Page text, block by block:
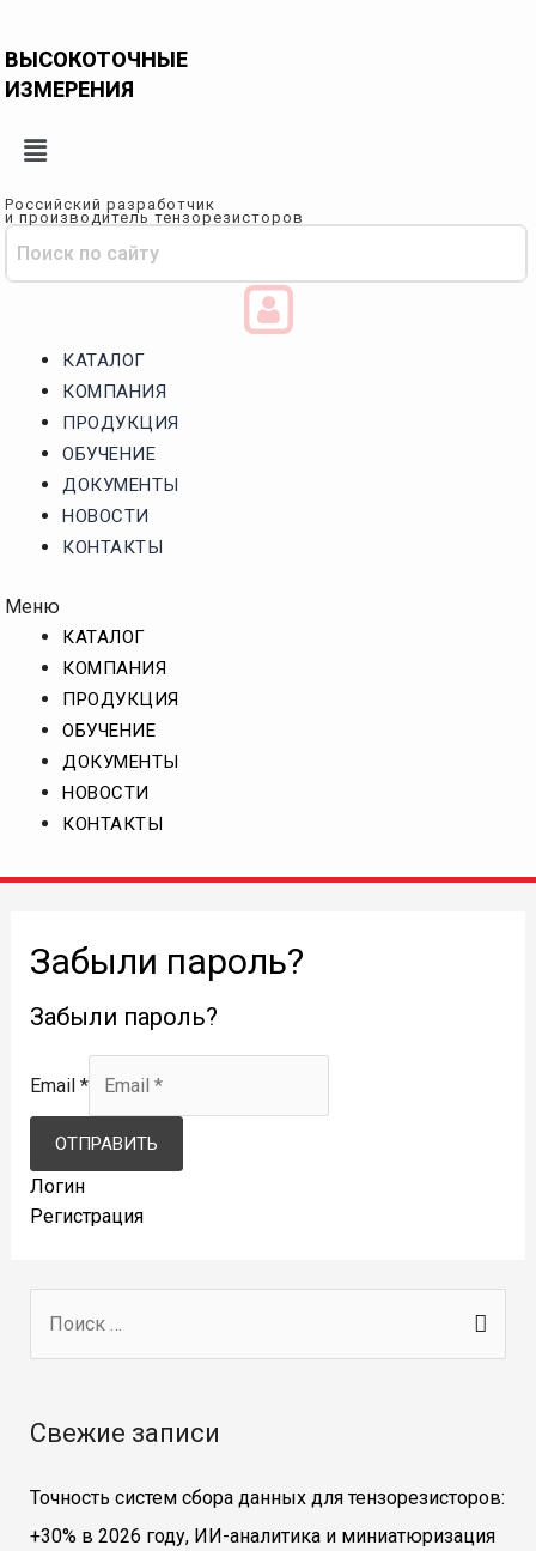
содержимому
ВЫСОКОТОЧНЫЕ
ИЗМЕРЕНИЯ
Российский разработчик
и производитель тензорезисторов
КАТАЛОГ
КОМПАНИЯ
ПРОДУКЦИЯ
ОБУЧЕНИЕ
ДОКУМЕНТЫ
НОВОСТИ
КОНТАКТЫ
Меню
КАТАЛОГ
КОМПАНИЯ
ПРОДУКЦИЯ
ОБУЧЕНИЕ
ДОКУМЕНТЫ
НОВОСТИ
КОНТАКТЫ
Забыли пароль?
Забыли пароль?
Email *
ОТПРАВИТЬ
Логин
Регистрация
с
:
Свежие записи
Точность систем сбора данных для тензорезисторов:
+30% в 2026 году, ИИ-аналитика и миниатюризация